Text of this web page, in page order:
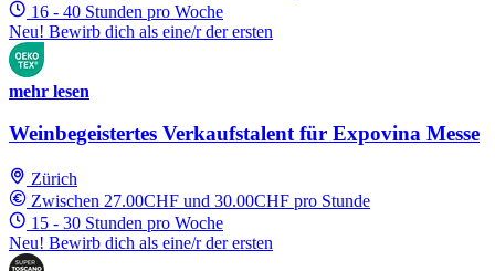
16 - 40 Stunden pro Woche
Neu! Bewirb dich als eine/r der ersten
mehr lesen
Weinbegeistertes Verkaufstalent für Expovina Messe
Zürich
Zwischen 27.00CHF und 30.00CHF pro Stunde
15 - 30 Stunden pro Woche
Neu! Bewirb dich als eine/r der ersten